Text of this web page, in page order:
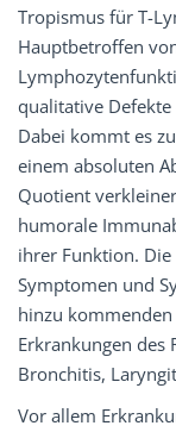
Tropismus für T-
Hauptbetroffen
qualitative
Dabei kommt es
einem absoluten
Quotient
humorale
ihrer Funktion. Die
Symptomen und
hinzu
Erkrankungen des
Bronchitis,
Vor allem